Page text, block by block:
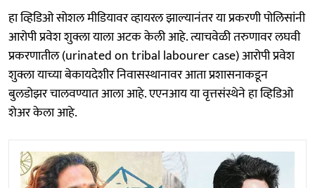
हा व्हिडिओ सोशल मीडियावर व्हायरल झाल्यानंतर या प्रकरणी पोलिसांनी
आरोपी प्रवेश शुक्ला याला अटक केली आहे. त्याचवेळी तरुणावर लघवी
प्रकरणातील (urinated on tribal labourer case) आरोपी प्रवेश
शुक्ला याच्या बेकायदेशीर निवासस्थानावर आता प्रशासनाकडून
बुलडोझर चालवण्यात आला आहे. एएनआय या वृत्तसंस्थेने हा व्हिडिओ
शेअर केला आहे.